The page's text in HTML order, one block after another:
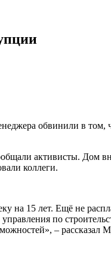
обвинили в том,
активисты. Дом
коллеги.
на 15 лет. Ещё не
по
– рассказал